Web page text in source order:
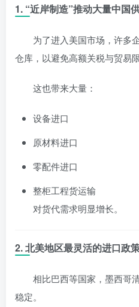
1. “近岸制造”推动大量中国
为了进入美国市场，许多
仓库，以避免高额关税与贸易限
这也带来大量：
设备进口
原材料进口
零配件进口
整柜工程货运输
对货代需求明显增长。
2. 北美地区最灵活的进口政
相比巴西等国家，墨西哥
稳定。